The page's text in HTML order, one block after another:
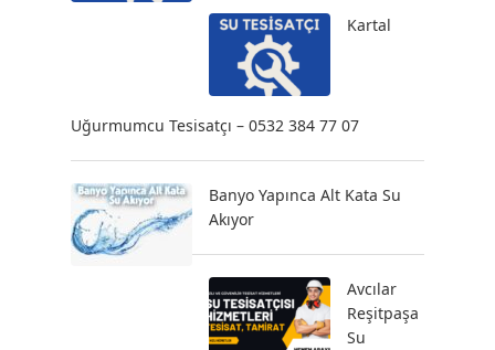
Kartal
Uğurmumcu Tesisatçı – 0532 384 77 07
Banyo Yapınca Alt Kata Su
Akıyor
Avcılar
Reşitpaşa
Su